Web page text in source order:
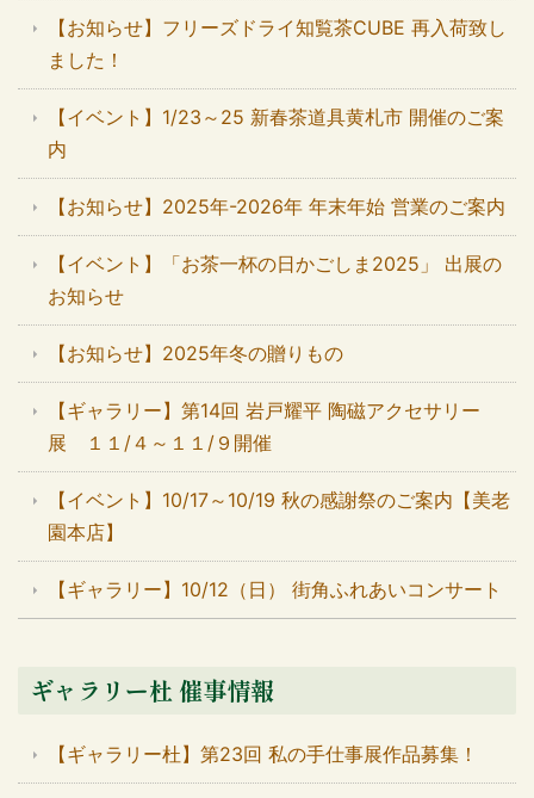
【お知らせ】フリーズドライ知覧茶CUBE 再入荷致し
ました！
【イベント】1/23～25 新春茶道具黄札市 開催のご案
内
【お知らせ】2025年-2026年 年末年始 営業のご案内
【イベント】「お茶一杯の日かごしま2025」 出展の
お知らせ
【お知らせ】2025年冬の贈りもの
【ギャラリー】第14回 岩戸耀平 陶磁アクセサリー
展 １１/４～１１/９開催
【イベント】10/17～10/19 秋の感謝祭のご案内【美老
園本店】
【ギャラリー】10/12（日） 街角ふれあいコンサート
ギャラリー杜 催事情報
【ギャラリー杜】第23回 私の手仕事展作品募集！